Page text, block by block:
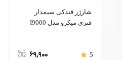
شارژر فندکی سیمدار
فنری میکرو مدل I9000
5
69,900